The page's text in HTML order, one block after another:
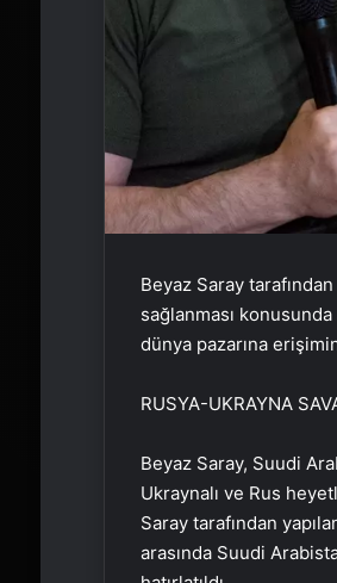
Beyaz Saray
sağlanması konusunda
dünya pazarına
RUSYA-UKRAYNA
Beyaz Saray, Suudi
Ukraynalı ve Rus
Saray tarafından
arasında Suudi